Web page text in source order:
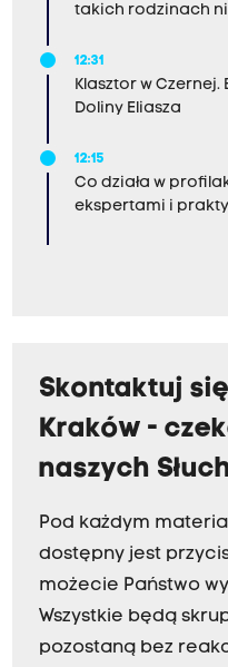
takich rodzinach
12:31
Klasztor w Czernej.
Doliny Eliasza
12:15
Co działa w
ekspertami i
Skontaktuj
Kraków -
naszych
Pod każdym
dostępny jest
możecie Państwo
Wszystkie będą
pozostaną bez